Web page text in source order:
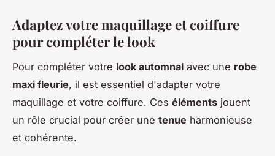
Adaptez votre maquillage et coiffure
pour compléter le look
Pour compléter votre look automnal avec une robe
maxi fleurie, il est essentiel d'adapter votre
maquillage et votre coiffure. Ces éléments jouent
un rôle crucial pour créer une tenue harmonieuse
et cohérente.